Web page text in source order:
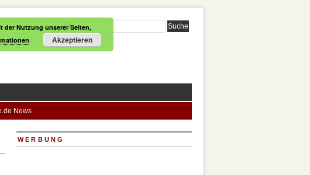
News
WERBUNG
der Nutzung unserer Seiten,
Akzeptieren